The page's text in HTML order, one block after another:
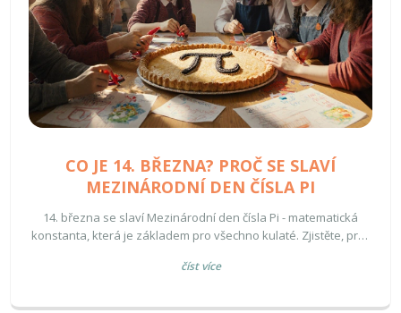
CO JE 14. BŘEZNA? PROČ SE SLAVÍ
MEZINÁRODNÍ DEN ČÍSLA PI
14. března se slaví Mezinárodní den čísla Pi - matematická
konstanta, která je základem pro všechno kulaté. Zjistěte, proč
číst více